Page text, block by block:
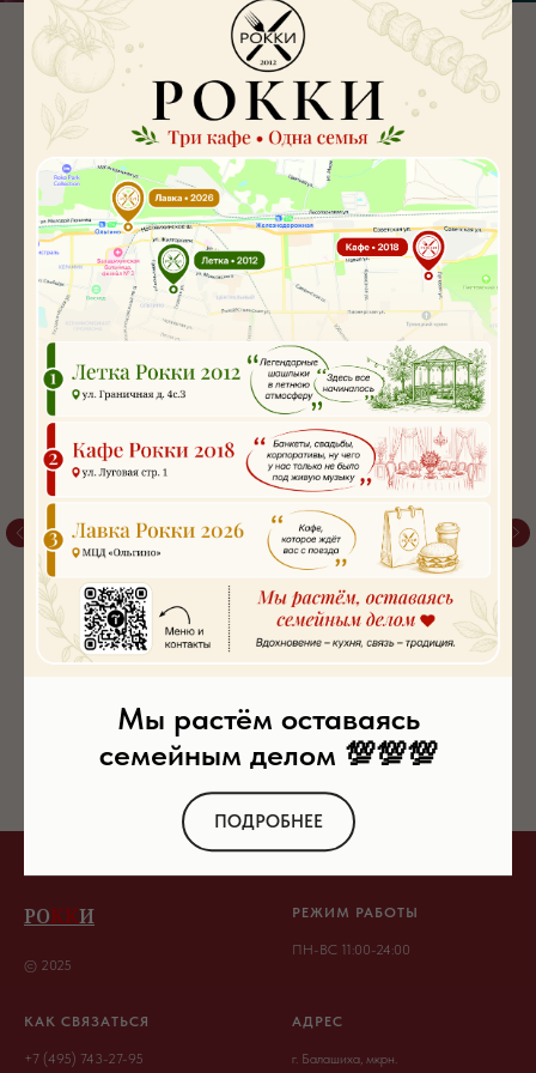
В меню представлены блюда, приготовленные
исключительно из качественных продуктов.
Профессиональные повара нашего заведения,
бережно относятся к традиционным рецептам.
Именно это делает нас
уникальными!
РОККИ
© 2025
РЕЖИМ РАБОТЫ
ПН-ВС 11:00-24:00
КАК СВЯЗАТЬСЯ
+7 (495) 743-27-95
АДРЕС
г. Балашиха, мкрн.
Мы растём оставаясь
семейным делом 💯💯💯
ПОДРОБНЕЕ